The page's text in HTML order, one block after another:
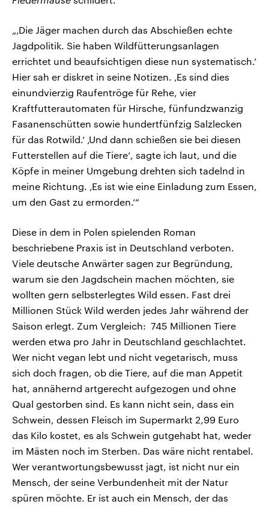
„‚Die Jäger machen durch das Abschießen echte
Jagdpolitik. Sie haben Wildfütterungsanlagen
errichtet und beaufsichtigen diese nun systematisch.‘
Hier sah er diskret in seine Notizen. ‚Es sind dies
einundvierzig Raufentröge für Rehe, vier
Kraftfutterautomaten für Hirsche, fünfundzwanzig
Fasanenschütten sowie hundertfünfzig Salzlecken
für das Rotwild.‘ ‚Und dann schießen sie bei diesen
Futterstellen auf die Tiere‘, sagte ich laut, und die
Köpfe in meiner Umgebung drehten sich tadelnd in
meine Richtung. ‚Es ist wie eine Einladung zum Essen,
um den Gast zu ermorden.‘“
Diese in dem in Polen spielenden Roman
beschriebene Praxis ist in Deutschland verboten.
Viele deutsche Anwärter sagen zur Begründung,
warum sie den Jagdschein machen möchten, sie
wollten gern selbsterlegtes Wild essen. Fast drei
Millionen Stück Wild werden jedes Jahr während der
Saison erlegt. Zum Vergleich: 745 Millionen Tiere
werden etwa pro Jahr in Deutschland geschlachtet.
Wer nicht vegan lebt und nicht vegetarisch, muss
sich doch fragen, ob die Tiere, auf die man Appetit
hat, annähernd artgerecht aufgezogen und ohne
Qual gestorben sind. Es kann nicht sein, dass ein
Schwein, dessen Fleisch im Supermarkt 2,99 Euro
das Kilo kostet, es als Schwein gutgehabt hat, weder
im Mästen noch im Sterben. Das wäre nicht rentabel.
Wer verantwortungsbewusst jagt, ist nicht nur ein
Mensch, der seine Verbundenheit mit der Natur
spüren möchte. Er ist auch ein Mensch, der das